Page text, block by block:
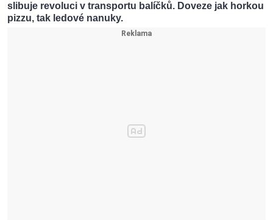
slibuje revoluci v transportu balíčků. Doveze jak horkou
pizzu, tak ledové nanuky.